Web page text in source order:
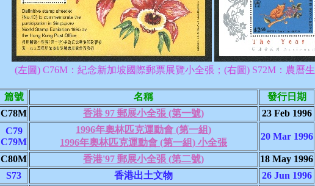
(左圖) C76M：紀念新加坡國際郵票展覽小全張；(右圖) S72M：農曆
篇號 名稱 發行日期
C78M
香港 97 郵展小全張 (第一號) 23 Feb 1996
C79
C79M
1996年奧林匹克運動會 (第一組)
1996年奧林匹克運動會 (第一組) 小全張
20 Mar 1996
C80M
香港'97 郵展小全張 (第二號) 18 May 1996
S73
香港出土文物 26 Jun 1996